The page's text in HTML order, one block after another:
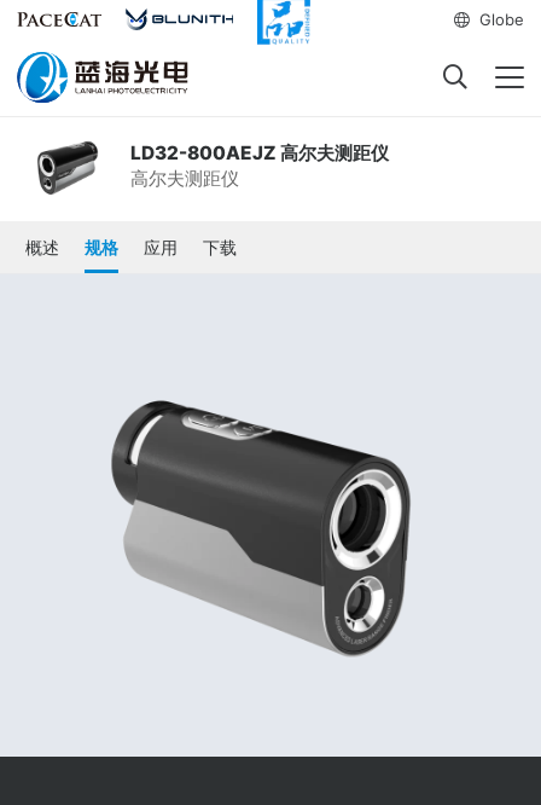
Globe
LD32-800AEJZ 高尔夫测距仪
高尔夫测距仪
概述 规格 应用 下载